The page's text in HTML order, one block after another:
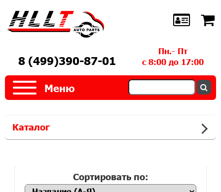
8 (499)390-87-01
Пн.- Пт
с 8:00 до 17:00
Меню
Каталог
Сортировать по: